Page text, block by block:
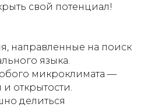
свой потенциал!
направленные на поиск
языка.
микроклимата —
открытости.
делиться